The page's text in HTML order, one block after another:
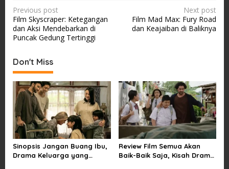
P
o
s
n
a
v
i
g
a
t
Previous post
Film Skyscraper: Ketegangan
dan Aksi Mendebarkan di
Puncak Gedung Tertinggi
Next post
Film Mad Max: Fury Road
dan Keajaiban di Baliknya
Don't Miss
Sinopsis Jangan Buang Ibu,
Drama Keluarga yang
Review Film Semua Akan
Baik-Baik Saja, Kisah Drama